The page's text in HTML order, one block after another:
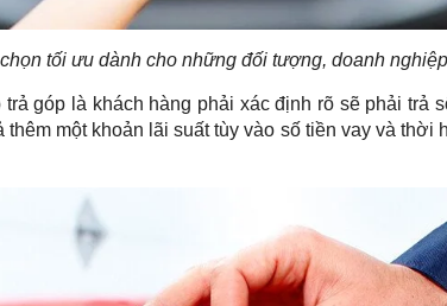
tối ưu dành cho những đối tượng, doanh
góp là khách hàng phải xác định rõ sẽ phải trả
thêm một khoản lãi suất tùy vào số tiền vay và thời